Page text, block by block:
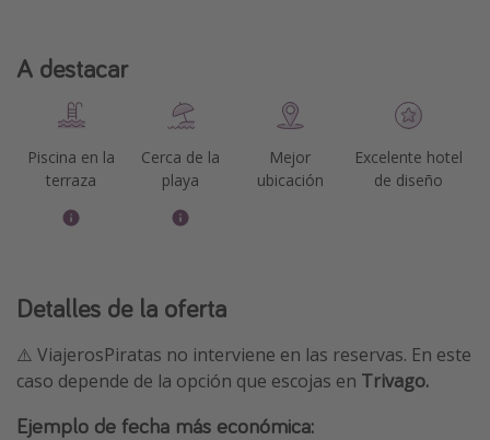
A destacar
Piscina en la
terraza
Cerca de la
playa
Mejor
ubicación
Excelente hotel
de diseño
Detalles de la oferta
⚠️ ViajerosPiratas no interviene en las reservas. En este
caso depende de la opción que escojas en Trivago.
Ejemplo de fecha más económica: